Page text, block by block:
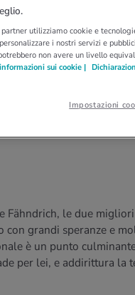
e
Fähndrich,
in Cina. Il
Fähndrich, le due
con grandi speranze e
è un punto
per lei, e addirittura la
utilizziamo cookie e
i nostri servizi e
non avere un livello
informazioni sui cookie |
Impostazioni